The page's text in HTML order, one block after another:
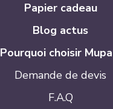
Papier cadeau
Blog actus
Pourquoi choisir
Demande de devis
F.A.Q